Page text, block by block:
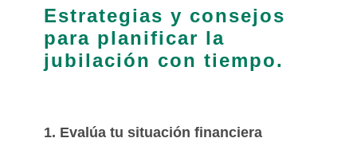
Estrategias y consejos
para planificar la
jubilación con tiempo.
1. Evalúa tu situación financiera